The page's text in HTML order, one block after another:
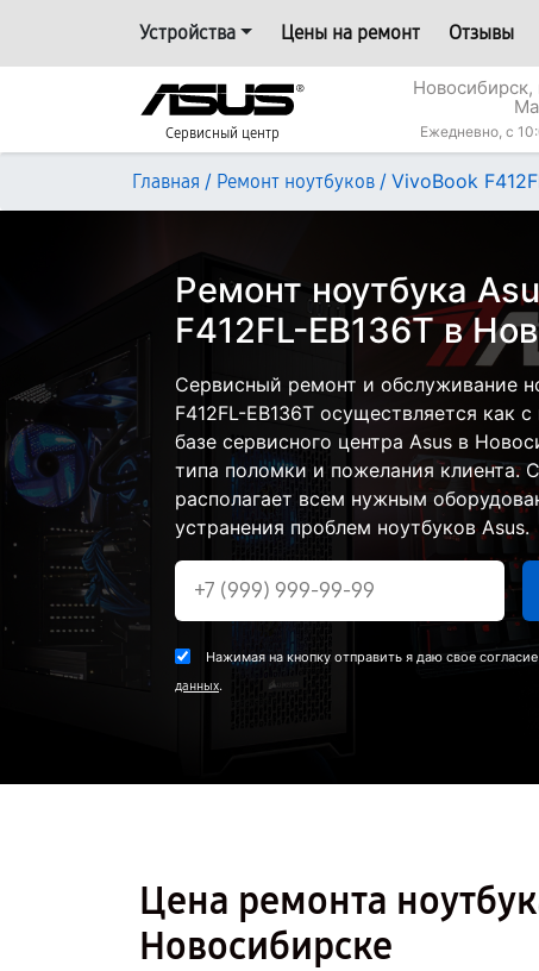
Устройства Цены на ремонт Отзывы
Сервисный центр
Новосибирск,
Ежедневно, с
Главная / Ремонт ноутбуков / VivoBook
Ремонт ноутбука
F412FL-EB136T в
Сервисный ремонт и обслуживание
F412FL-EB136T осуществляется как
базе сервисного центра Asus в
типа поломки и пожелания клиента.
располагает всем нужным
устранения проблем ноутбуков Asus.
Нажимая на кнопку отправить я даю свое
данных.
Цена ремонта
Новосибирске